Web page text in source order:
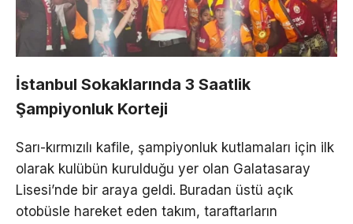
İstanbul Sokaklarında 3 Saatlik
Şampiyonluk Korteji
Sarı-kırmızılı kafile, şampiyonluk kutlamaları için ilk
olarak kulübün kurulduğu yer olan Galatasaray
Lisesi’nde bir araya geldi. Buradan üstü açık
otobüsle hareket eden takım, taraftarların